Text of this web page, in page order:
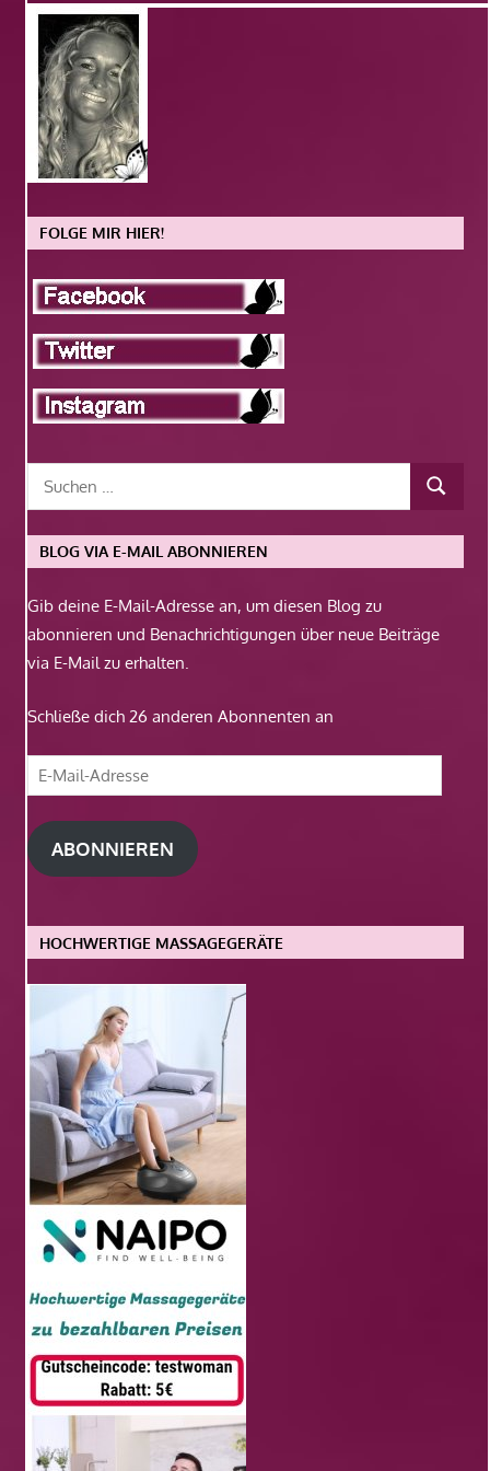
FOLGE MIR HIER!
BLOG VIA E-MAIL ABONNIEREN
Gib deine E-Mail-Adresse an, um diesen Blog zu
abonnieren und Benachrichtigungen über neue Beiträge
via E-Mail zu erhalten.
Schließe dich 26 anderen Abonnenten an
E-
Mail-
Adresse
ABONNIEREN
HOCHWERTIGE MASSAGEGERÄTE